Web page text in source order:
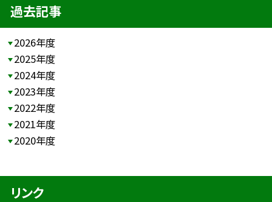
過去記事
2026年度
2025年度
2024年度
2023年度
2022年度
2021年度
2020年度
リンク